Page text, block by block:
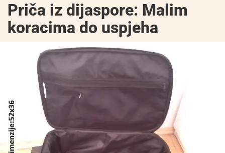
Priča iz dijaspore: Malim
koracima do uspjeha